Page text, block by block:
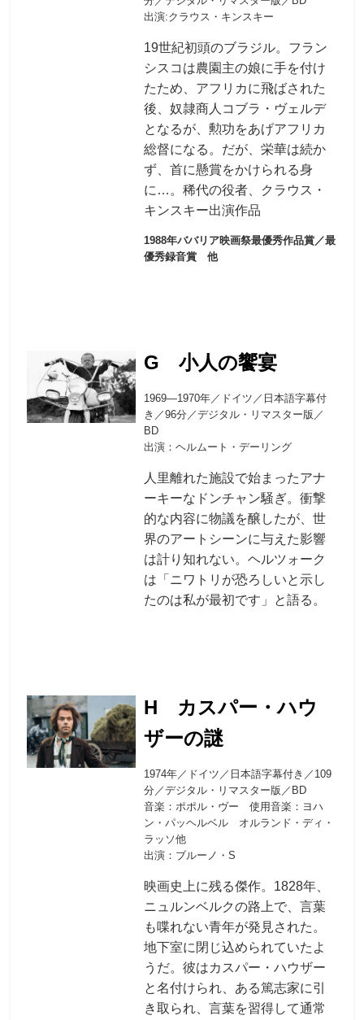
出演:クラウス・キンスキー
19世紀初頭のブラジル。フラン
シスコは農園主の娘に手を付け
たため、アフリカに飛ばされた
後、奴隷商人コブラ・ヴェルデ
となるが、勲功をあげアフリカ
総督になる。だが、栄華は続か
ず、首に懸賞をかけられる身
に…。稀代の役者、クラウス・
キンスキー出演作品
1988年ババリア映画祭最優秀作品賞／最
優秀録音賞 他
G 小人の饗宴
1969―1970年／ドイツ／日本語字幕付
き／96分／デジタル・リマスター版／
BD
出演：ヘルムート・デーリング
人里離れた施設で始まったアナ
ーキーなドンチャン騒ぎ。衝撃
的な内容に物議を醸したが、世
界のアートシーンに与えた影響
は計り知れない。ヘルツォーク
は「ニワトリが恐ろしいと示し
たのは私が最初です」と語る。
H カスパー・ハウ
ザーの謎
1974年／ドイツ／日本語字幕付き／109
分／デジタル・リマスター版／BD
音楽：ポポル・ヴー 使用音楽：ヨハ
ン・パッヘルベル オルランド・ディ・
ラッソ他
出演：ブルーノ・S
映画史上に残る傑作。1828年、
ニュルンベルクの路上で、言葉
も喋れない青年が発見された。
地下室に閉じ込められていたよ
うだ。彼はカスパー・ハウザー
と名付けられ、ある篤志家に引
き取られ、言葉を習得して通常